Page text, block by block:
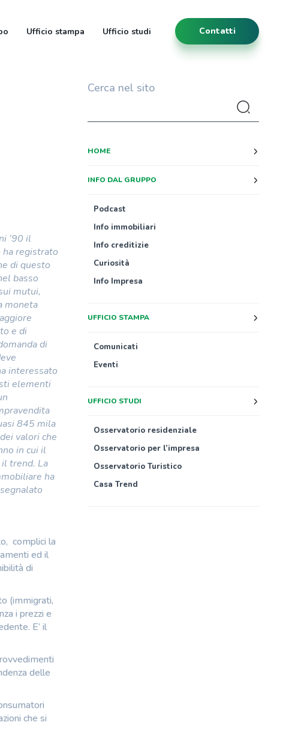
Contatti
Ufficio stampa Ufficio studi
’90 il
registrato
di questo
basso
mutui,
moneta
e di
di
interessato
elementi
845 mila
valori che
in cui il
trend. La
ha
complici la
ed il
di
(immigrati,
i prezzi e
E’ il
delle
che si
Cerca nel sito
HOME
INFO DAL GRUPPO
Podcast
Info immobiliari
Info creditizie
Curiosità
Info Impresa
UFFICIO STAMPA
Comunicati
Eventi
UFFICIO STUDI
Osservatorio residenziale
Osservatorio per l’impresa
Osservatorio Turistico
Casa Trend